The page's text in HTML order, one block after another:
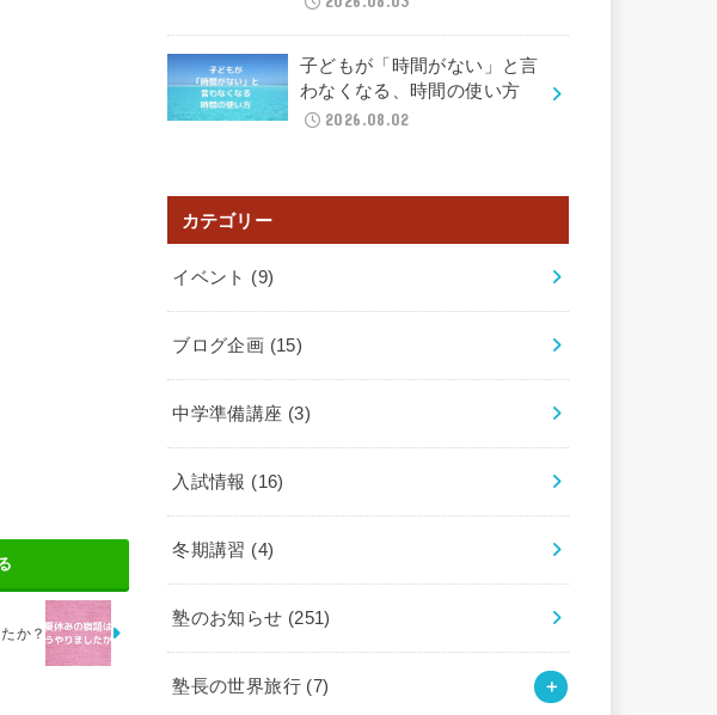
か？
子どもが「時間がない」と言
わなくなる、時間の使い方
2026.08.02
カテゴリー
イベント (9)
ブログ企画 (15)
中学準備講座 (3)
入試情報 (16)
冬期講習 (4)
塾のお知らせ (251)
塾長の世界旅行 (7)